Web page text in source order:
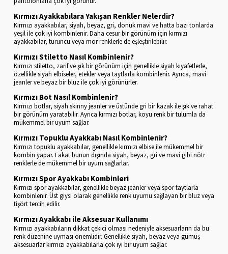
Kırmızı Ayakkabılara Yakışan Renkler Nelerdir?
Kırmızı ayakkabılar, siyah, beyaz, gri, donuk mavi ve hatta bazı tonlarda
yeşil ile çok iyi kombinlenir. Daha cesur bir görünüm için kırmızı
ayakkabılar, turuncu veya mor renklerle de eşleştirilebilir.
Kırmızı Stiletto Nasıl Kombinlenir?
Kırmızı stiletto, zarif ve şık bir görünüm için genellikle siyah kıyafetlerle,
özellikle siyah elbiseler, etekler veya taytlarla kombinlenir. Ayrıca, mavi
jeanler ve beyaz bir bluz ile çok iyi görünürler.
Kırmızı Bot Nasıl Kombinlenir?
Kırmızı botlar, siyah skinny jeanler ve üstünde gri bir kazak ile şık ve rahat
bir görünüm yaratabilir. Ayrıca kırmızı botlar, koyu renk bir tulumla da
mükemmel bir uyum sağlar.
Kırmızı Topuklu Ayakkabı Nasıl Kombinlenir?
Kırmızı topuklu ayakkabılar, genellikle kırmızı elbise ile mükemmel bir
kombin yapar. Fakat bunun dışında siyah, beyaz, gri ve mavi gibi nötr
renklerle de mükemmel bir uyum sağlarlar.
Kırmızı Spor Ayakkabı Kombinleri
Kırmızı spor ayakkabılar, genellikle beyaz jeanler veya spor taytlarla
kombinlenir. Üst giysi olarak genellikle renk uyumu sağlayan bir bluz veya
tişört tercih edilir.
Kırmızı Ayakkabı ile Aksesuar Kullanımı
Kırmızı ayakkabıların dikkat çekici olması nedeniyle aksesuarların da bu
renk düzenine uyması önemlidir. Genellikle siyah, beyaz veya gümüş
aksesuarlar kırmızı ayakkabılarla çok iyi bir uyum sağlar.